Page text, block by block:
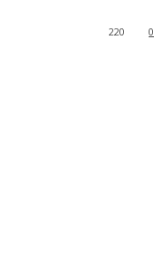
0
220